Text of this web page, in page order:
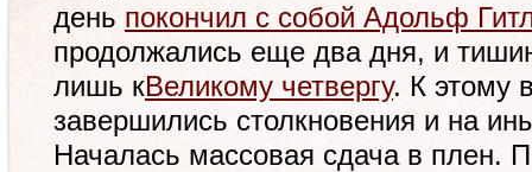
день покончил с собой Адольф
продолжались еще два дня, и
лишь кВеликому четвергу. К этому
завершились столкновения и на
Началась массовая сдача в плен.